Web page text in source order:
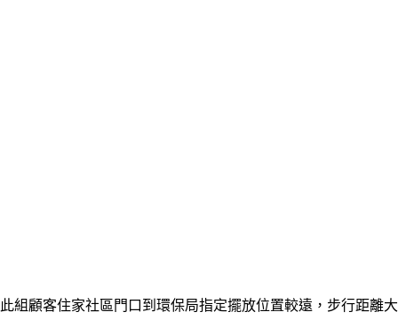
此組顧客住家社區門口到環保局指定擺放位置較遠，步行距離大